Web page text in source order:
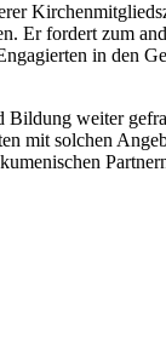
fordert zum
in den
weiter
mit solchen